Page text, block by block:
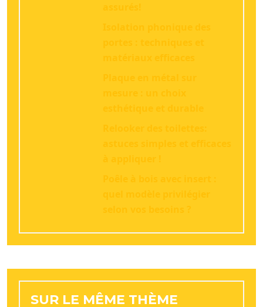
assurés!
Isolation phonique des
portes : techniques et
matériaux efficaces
Plaque en métal sur
mesure : un choix
esthétique et durable
Relooker des toilettes:
astuces simples et efficaces
à appliquer !
Poêle à bois avec insert :
quel modèle privilégier
selon vos besoins ?
SUR LE MÊME THÈME